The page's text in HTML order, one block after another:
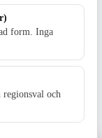
sedan 2002 ger
Värnamo.nu. Från
Gnosjö,
form. Inga
och